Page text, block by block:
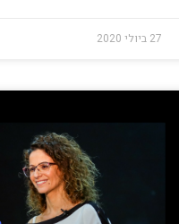
27 ביולי 2020